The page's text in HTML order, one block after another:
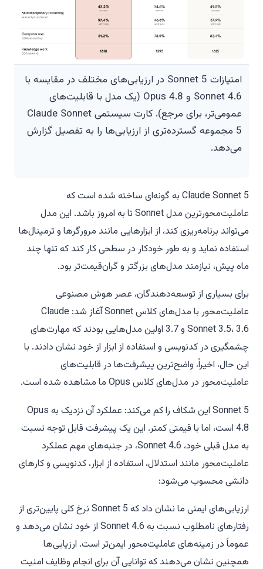
امتیازات Sonnet 5 در ارزیابی‌های مختلف در مقایسه با
Sonnet 4.6 و Opus 4.8 (یک مدل با قابلیت‌های
عمومی‌تر، برای مرجع). کارت سیستمی Claude Sonnet
5 مجموعه گسترده‌تری از ارزیابی‌ها را به تفصیل گزارش
می‌دهد.
Claude Sonnet 5 به گونه‌ای ساخته شده است که
عاملیت‌محورترین مدل Sonnet تا به امروز باشد. این مدل
می‌تواند برنامه‌ریزی کند، از ابزارهایی مانند مرورگرها و ترمینال‌ها
استفاده نماید و به طور خودکار در سطحی کار کند که تنها چند
ماه پیش، نیازمند مدل‌های بزرگتر و گران‌قیمت‌تر بود.
برای بسیاری از توسعه‌دهندگان، عصر هوش مصنوعی
عاملیت‌محور با مدل‌های کلاس Sonnet آغاز شد: Claude
Sonnet 3.5، 3.6 و 3.7 اولین مدل‌هایی بودند که مهارت‌های
چشمگیری در کدنویسی و استفاده از ابزار از خود نشان دادند. با
این حال، اخیراً، واضح‌ترین پیشرفت‌ها در قابلیت‌های
عاملیت‌محور در مدل‌های کلاس Opus ما مشاهده شده است.
Sonnet 5 این شکاف را کم می‌کند: عملکرد آن نزدیک به Opus
4.8 است، اما با قیمتی کمتر. این یک پیشرفت قابل توجه نسبت
به مدل قبلی خود، Sonnet 4.6، در جنبه‌های مهم عملکرد
عاملیت‌محور مانند استدلال، استفاده از ابزار، کدنویسی و کارهای
دانشی محسوب می‌شود:
ارزیابی‌های ایمنی ما نشان داد که Sonnet 5 نرخ کلی پایین‌تری از
رفتارهای نامطلوب نسبت به Sonnet 4.6 از خود نشان می‌دهد و
عموماً در زمینه‌های عاملیت‌محور ایمن‌تر است. ارزیابی‌ها
همچنین نشان می‌دهند که توانایی آن برای انجام وظایف امنیت